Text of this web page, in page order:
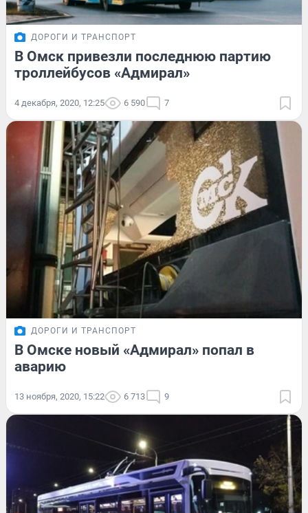
ДОРОГИ И ТРАНСПОРТ
В Омск привезли последнюю партию
троллейбусов «Адмирал»
4 декабря, 2020, 12:25 6 590 7
ДОРОГИ И ТРАНСПОРТ
В Омске новый «Адмирал» попал в
аварию
13 ноября, 2020, 15:22 6 713 9